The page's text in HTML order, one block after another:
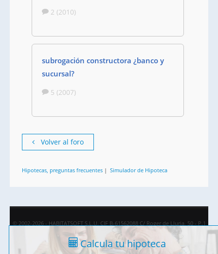
2 (2010)
subrogación constructora ¿banco y
sucursal?
5 (2007)
Volver al foro
Hipotecas, preguntas frecuentes | Simulador de Hipoteca
© 2002-2026 - HABITATSOFT S.L.U. CIF B-61562088 C/ Roger de Lluria, 50 - P.1
08009 Barcelona
Publicidad| Aviso Legal y Política de Privacidad
Política de
Calcula tu hipoteca